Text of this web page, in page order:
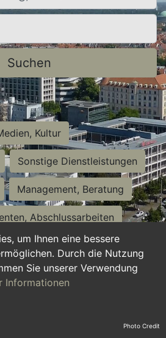
um Ihnen eine bessere
Durch die Nutzung
Sie unserer Verwendung
Informationen
Suchen
Kultur
Sonstige Dienstleistungen
Management, Beratung
Abschlussarbeiten
Assistenz, Sekretariat
und Nebenjobs
duale Ausbildung Photo Credit